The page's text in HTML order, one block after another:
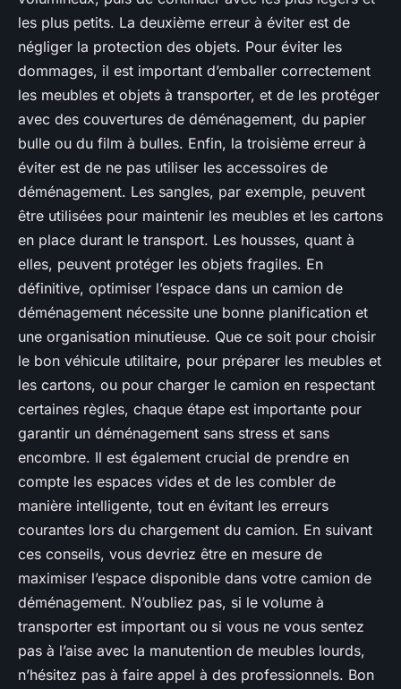
les plus petits. La deuxième erreur à éviter est de
négliger la protection des objets. Pour éviter les
dommages, il est important d’emballer correctement
les meubles et objets à transporter, et de les protéger
avec des couvertures de déménagement, du papier
bulle ou du film à bulles. Enfin, la troisième erreur à
éviter est de ne pas utiliser les accessoires de
déménagement. Les sangles, par exemple, peuvent
être utilisées pour maintenir les meubles et les cartons
en place durant le transport. Les housses, quant à
elles, peuvent protéger les objets fragiles. En
définitive, optimiser l’espace dans un camion de
déménagement nécessite une bonne planification et
une organisation minutieuse. Que ce soit pour choisir
le bon véhicule utilitaire, pour préparer les meubles et
les cartons, ou pour charger le camion en respectant
certaines règles, chaque étape est importante pour
garantir un déménagement sans stress et sans
encombre. Il est également crucial de prendre en
compte les espaces vides et de les combler de
manière intelligente, tout en évitant les erreurs
courantes lors du chargement du camion. En suivant
ces conseils, vous devriez être en mesure de
maximiser l’espace disponible dans votre camion de
déménagement. N’oubliez pas, si le volume à
transporter est important ou si vous ne vous sentez
pas à l’aise avec la manutention de meubles lourds,
n’hésitez pas à faire appel à des professionnels. Bon